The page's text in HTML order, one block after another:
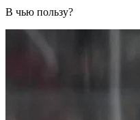
В чью пользу?